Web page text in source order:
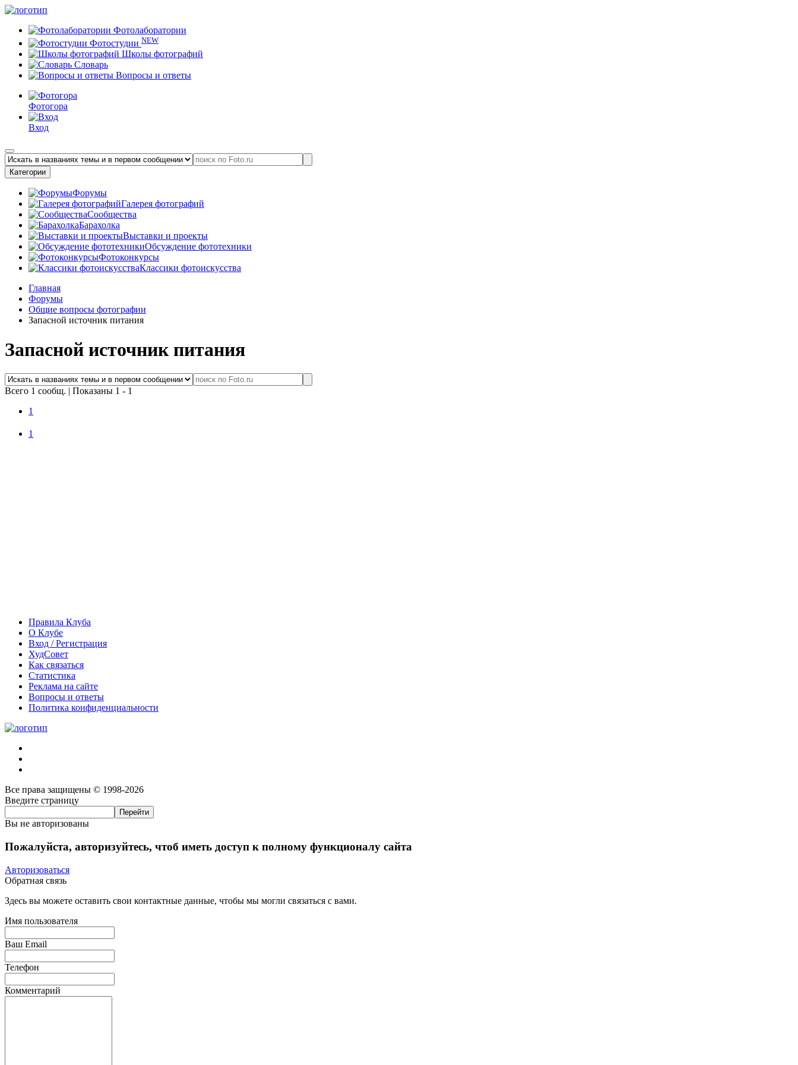
Фотолаборатории
Фотостудии NEW
Школы фотографий
Словарь
Вопросы и ответы
Фотогора
Вход
Категории
Форумы
Галерея фотографий
Сообщества
Барахолка
Выставки и проекты
Обсуждение фототехники
Фотоконкурсы
Классики фотоискусства
Главная
Форумы
Общие вопросы фотографии
Запасной источник питания
Запасной источник питания
Всего 1 сообщ. | Показаны 1 - 1
1
1
Правила Клуба
О Клубе
Вход / Регистрация
ХудСовет
Как связаться
Статистика
Реклама на сайте
Вопросы и ответы
Политика конфиденциальности
Все права защищены © 1998-2026
Введите страницу
Вы не авторизованы
Пожалуйста, авторизуйтесь, чтоб иметь доступ к полному функционалу сайта
Авторизоваться
Обратная связь
Здесь вы можете оставить свои контактные данные, чтобы мы могли связаться с вами.
Имя пользователя
Ваш Email
Телефон
Комментарий